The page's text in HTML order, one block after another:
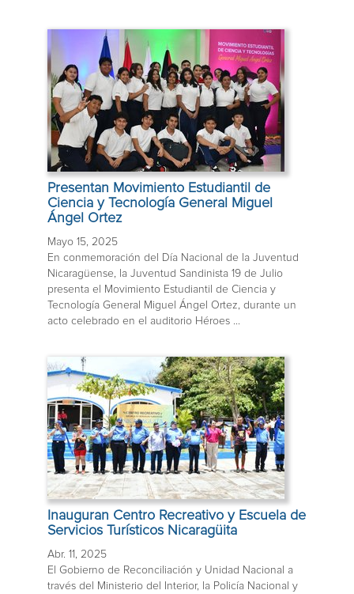
Presentan Movimiento Estudiantil de
Ciencia y Tecnología General Miguel
Ángel Ortez
Mayo 15, 2025
En conmemoración del Día Nacional de la Juventud
Nicaragüense, la Juventud Sandinista 19 de Julio
presenta el Movimiento Estudiantil de Ciencia y
Tecnología General Miguel Ángel Ortez, durante un
acto celebrado en el auditorio Héroes ...
Inauguran Centro Recreativo y Escuela de
Servicios Turísticos Nicaragüita
Abr. 11, 2025
El Gobierno de Reconciliación y Unidad Nacional a
través del Ministerio del Interior, la Policía Nacional y